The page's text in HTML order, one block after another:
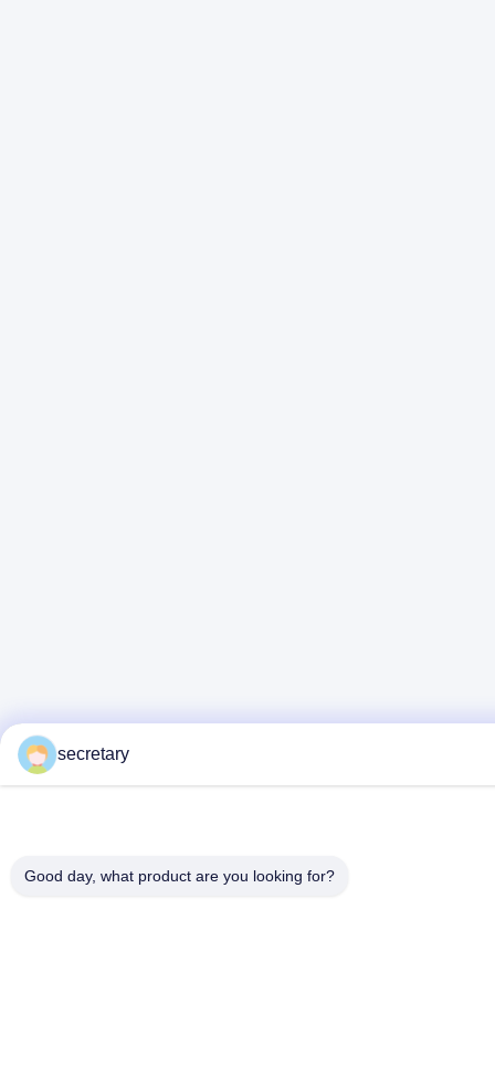
secretary
Good day, what product are you looking for?